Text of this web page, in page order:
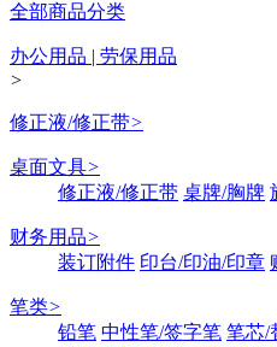
全部商品分类
办公用品 | 劳保用品
>
修正液/修正带>
桌面文具>
修正液/修正带 桌牌/胸牌
财务用品>
装订附件 印台/印油/印章
笔类>
铅笔 中性笔/签字笔 笔芯/